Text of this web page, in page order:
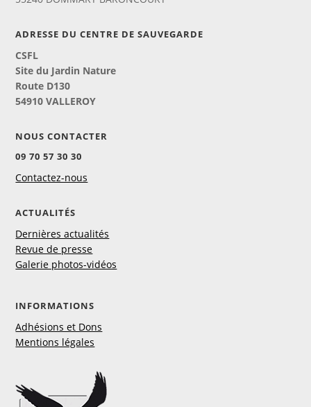
ADRESSE DU CENTRE DE SAUVEGARDE
CSFL
Site du Jardin Nature
Route D130
54910 VALLEROY
NOUS CONTACTER
09 70 57 30 30
Contactez-nous
ACTUALITÉS
Dernières actualités
Revue de presse
Galerie photos-vidéos
INFORMATIONS
Adhésions et Dons
Mentions légales